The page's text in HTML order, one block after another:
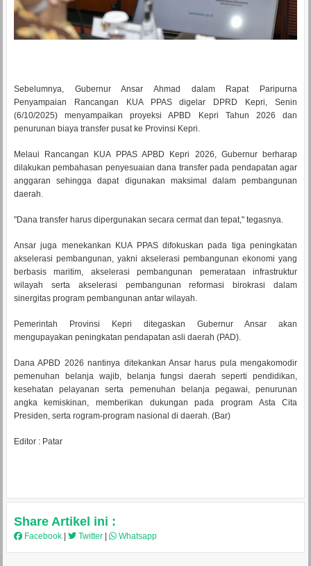
Sebelumnya, Gubernur Ansar Ahmad dalam Rapat Paripurna
Penyampaian Rancangan KUA PPAS digelar DPRD Kepri, Senin
(6/10/2025) menyampaikan proyeksi APBD Kepri Tahun 2026 dan
penurunan biaya transfer pusat ke Provinsi Kepri.
Melaui Rancangan KUA PPAS APBD Kepri 2026, Gubernur berharap
dilakukan pembahasan penyesuaian dana transfer pada pendapatan agar
anggaran sehingga dapat digunakan maksimal dalam pembangunan
daerah.
"Dana transfer harus dipergunakan secara cermat dan tepat," tegasnya.
Ansar juga menekankan KUA PPAS difokuskan pada tiga peningkatan
akselerasi pembangunan, yakni akselerasi pembangunan ekonomi yang
berbasis maritim, akselerasi pembangunan pemerataan infrastruktur
wilayah serta akselerasi pembangunan reformasi birokrasi dalam
sinergitas program pembangunan antar wilayah.
Pemerintah Provinsi Kepri ditegaskan Gubernur Ansar akan
mengupayakan peningkatan pendapatan asli daerah (PAD).
Dana APBD 2026 nantinya ditekankan Ansar harus pula mengakomodir
pemenuhan belanja wajib, belanja fungsi daerah seperti pendidikan,
kesehatan pelayanan serta pemenuhan belanja pegawai, penurunan
angka kemiskinan, memberikan dukungan pada program Asta Cita
Presiden, serta rogram-program nasional di daerah. (Bar)
Editor : Patar
Share Artikel ini :
Facebook Twitter Whatsapp